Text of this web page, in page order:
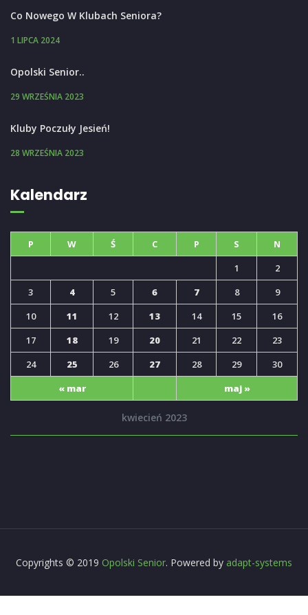
Co Nowego W Klubach Seniora?
1 LIPCA 2024
Opolski Senior..
29 WRZEŚNIA 2023
Kluby Poczuły Jesień!
28 WRZEŚNIA 2023
Kalendarz
kwiecień 2023
P W Ś C P S N
« mar maj »
1
2
3
4 5 6 7 8
9
10
11 12 13 14 15
16
17
18 19 20 21 22
23
24
25 26 27 28 29 30
Copyrights © 2019 Opolski Senior. Powered by adapt-systems